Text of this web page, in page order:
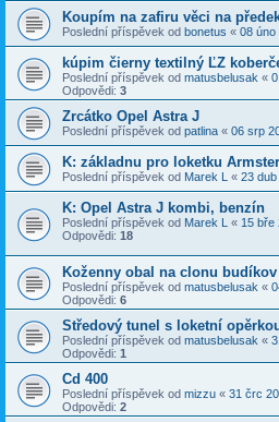
Koupím na zafiru věci na
Poslední příspěvek od bonetus « 08 úno
kúpim čierny textilný ĽZ
Poslední příspěvek od matusbelusak «
Odpovědi: 3
Zrcátko Opel Astra J
Poslední příspěvek od patlina « 06 srp
K: základnu pro loketku Armster
Poslední příspěvek od Marek L « 23
K: Opel Astra J kombi, benzín
Poslední příspěvek od Marek L « 15 bře
Odpovědi: 18
Koženny obal na clonu budíkov
Poslední příspěvek od matusbelusak «
Odpovědi: 6
Středový tunel s loketní
Poslední příspěvek od matusbelusak «
Odpovědi: 1
Cd 400
Poslední příspěvek od mizzu « 31 črc
Odpovědi: 2